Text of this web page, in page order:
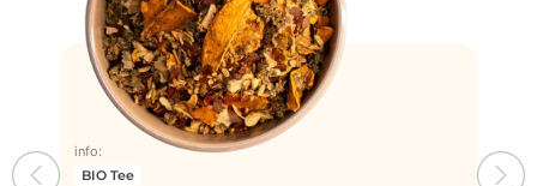
info:
BIO Tee